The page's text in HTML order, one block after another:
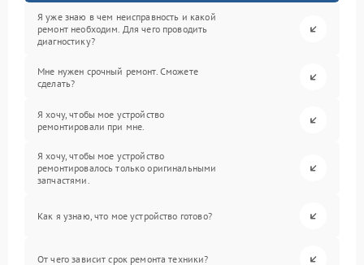
Я уже знаю в чем неисправность и какой
ремонт необходим. Для чего проводить
диагностику?
Мне нужен срочный ремонт. Сможете
сделать?
Я хочу, чтобы мое устройство
ремонтировали при мне.
Я хочу, чтобы мое устройство
ремонтировалось только оригинальными
запчастями.
Как я узнаю, что мое устройство готово?
От чего зависит срок ремонта техники?